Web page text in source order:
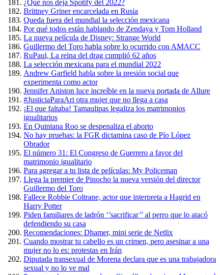
¿Qué nos deja Spotify del 2022?
Brittney Griner encarcelada en Rusia
Queda fuera del mundial la selección mexicana
Por qué todos están hablando de Zendaya y Tom Holland
La nueva película de Disney: Strange World
Guillermo del Toro habla sobre lo ocurrido con AMACC
RuPaul, La reina del drag cumplió 62 años
La selección mexicana para el mundial 2022
Andrew Garfield habla sobre la presión social que
experimenta como actor
Jennifer Aniston luce increíble en la nueva portada de Allure
#JusticiaParaAri otra mujer que no llega a casa
¡El que faltaba! Tamaulipas legaliza los matrimonios
igualitarios
En Quintana Roo se despenaliza el aborto
No hay pruebas: la FGR dictamina caso de Pío López
Obrador
El número 31: El Congreso de Guerrero a favor del
matrimonio igualitario
Para agregar a tu lista de películas: My Policeman
Llega la premier de Pinocho la nueva versión del director
Guillermo del Toro
Fallece Robbie Coltrane, actor que interpreta a Hagrid en
Harry Potter
Piden familiares de ladrón ‘’sacrificar’’ al perro que lo atacó
defendiendo su casa
Recomendaciones: Dhamer, mini serie de Netlix
Cuando mostrar tu cabello es un crimen, pero asesinar a una
mujer no lo es: protestas en Irán
Diputada transexual de Morena declara que es una trabajadora
sexual y no lo ve mal